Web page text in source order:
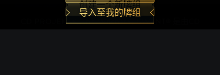
创建一个新牌组
导入至我的牌组
CD PROJEKT®, The Witcher®, GWENT® 是由CD